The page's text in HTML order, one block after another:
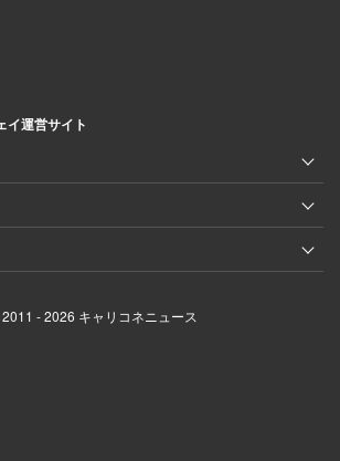
イ運営サイト
- 2026 キャリコネニュース